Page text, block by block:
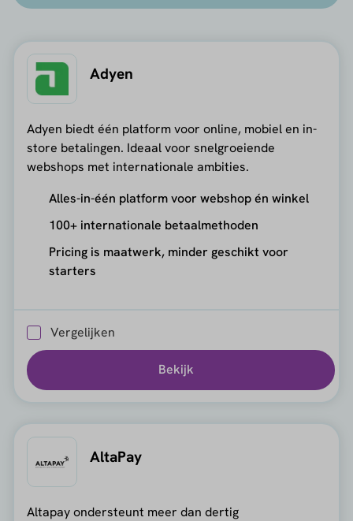
Adyen
Adyen biedt één platform voor online, mobiel en in-
store betalingen. Ideaal voor snelgroeiende
webshops met internationale ambities.
Alles-in-één platform voor webshop én winkel
100+ internationale betaalmethoden
Pricing is maatwerk, minder geschikt voor
starters
Vergelijken
Bekijk
AltaPay
Altapay ondersteunt meer dan dertig